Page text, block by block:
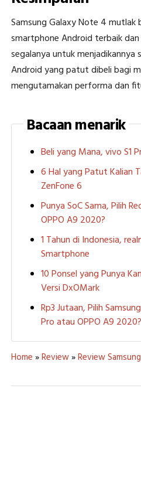
Samsung Galaxy Note 4 mutlak
smartphone Android terbaik
segalanya untuk menjadikannya
Android yang patut dibeli bagi
mengutamakan performa dan
Bacaan menarik
Beli yang Mana, vivo S1
6 Hal yang Patut Kalian
ZenFone 6
Punya SoC Sama, Pilih
OPPO A9 2020?
1 Tahun di Indonesia,
Smartphone
10 Ponsel yang Punya
Versi DxOMark
Rp3 Jutaan, Pilih
Pro atau OPPO A9 2020?
Home »Review»Review